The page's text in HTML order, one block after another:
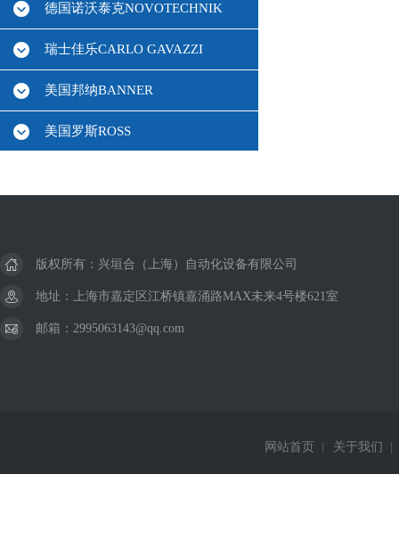
德国诺沃泰克NOVOTECHNIK
瑞士佳乐CARLO GAVAZZI
美国邦纳BANNER
美国罗斯ROSS
德国西克SICK
美国杜博林DEUBLIN
版权所有：兴垣合（上海）自动化设备有限公司
地址：上海市嘉定区江桥镇嘉涌路MAX未来4号楼621室
邮箱：2995063143@qq.com
网站首页 关于我们